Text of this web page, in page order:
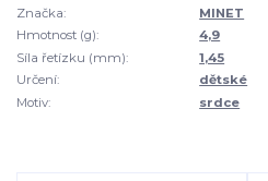
Značka:
MINET
Hmotnost (g):
4,9
Síla řetízku (mm):
1,45
Určení:
dětské
Motiv:
srdce